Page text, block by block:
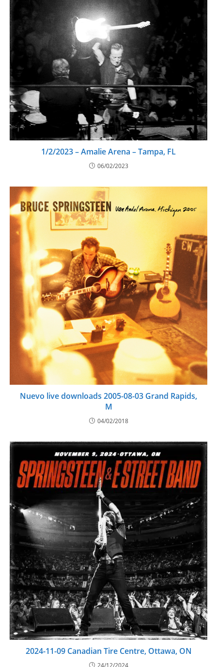
1/2/2023 – Amalie Arena – Tampa, FL
06/02/2023
Nuevo live downloads 2005-08-03 Grand Rapids,
M
04/02/2018
2024-11-09 Canadian Tire Centre, Ottawa, ON